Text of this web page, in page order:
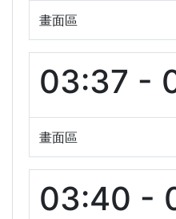
畫面區
03:37 -
畫面區
03:40 -